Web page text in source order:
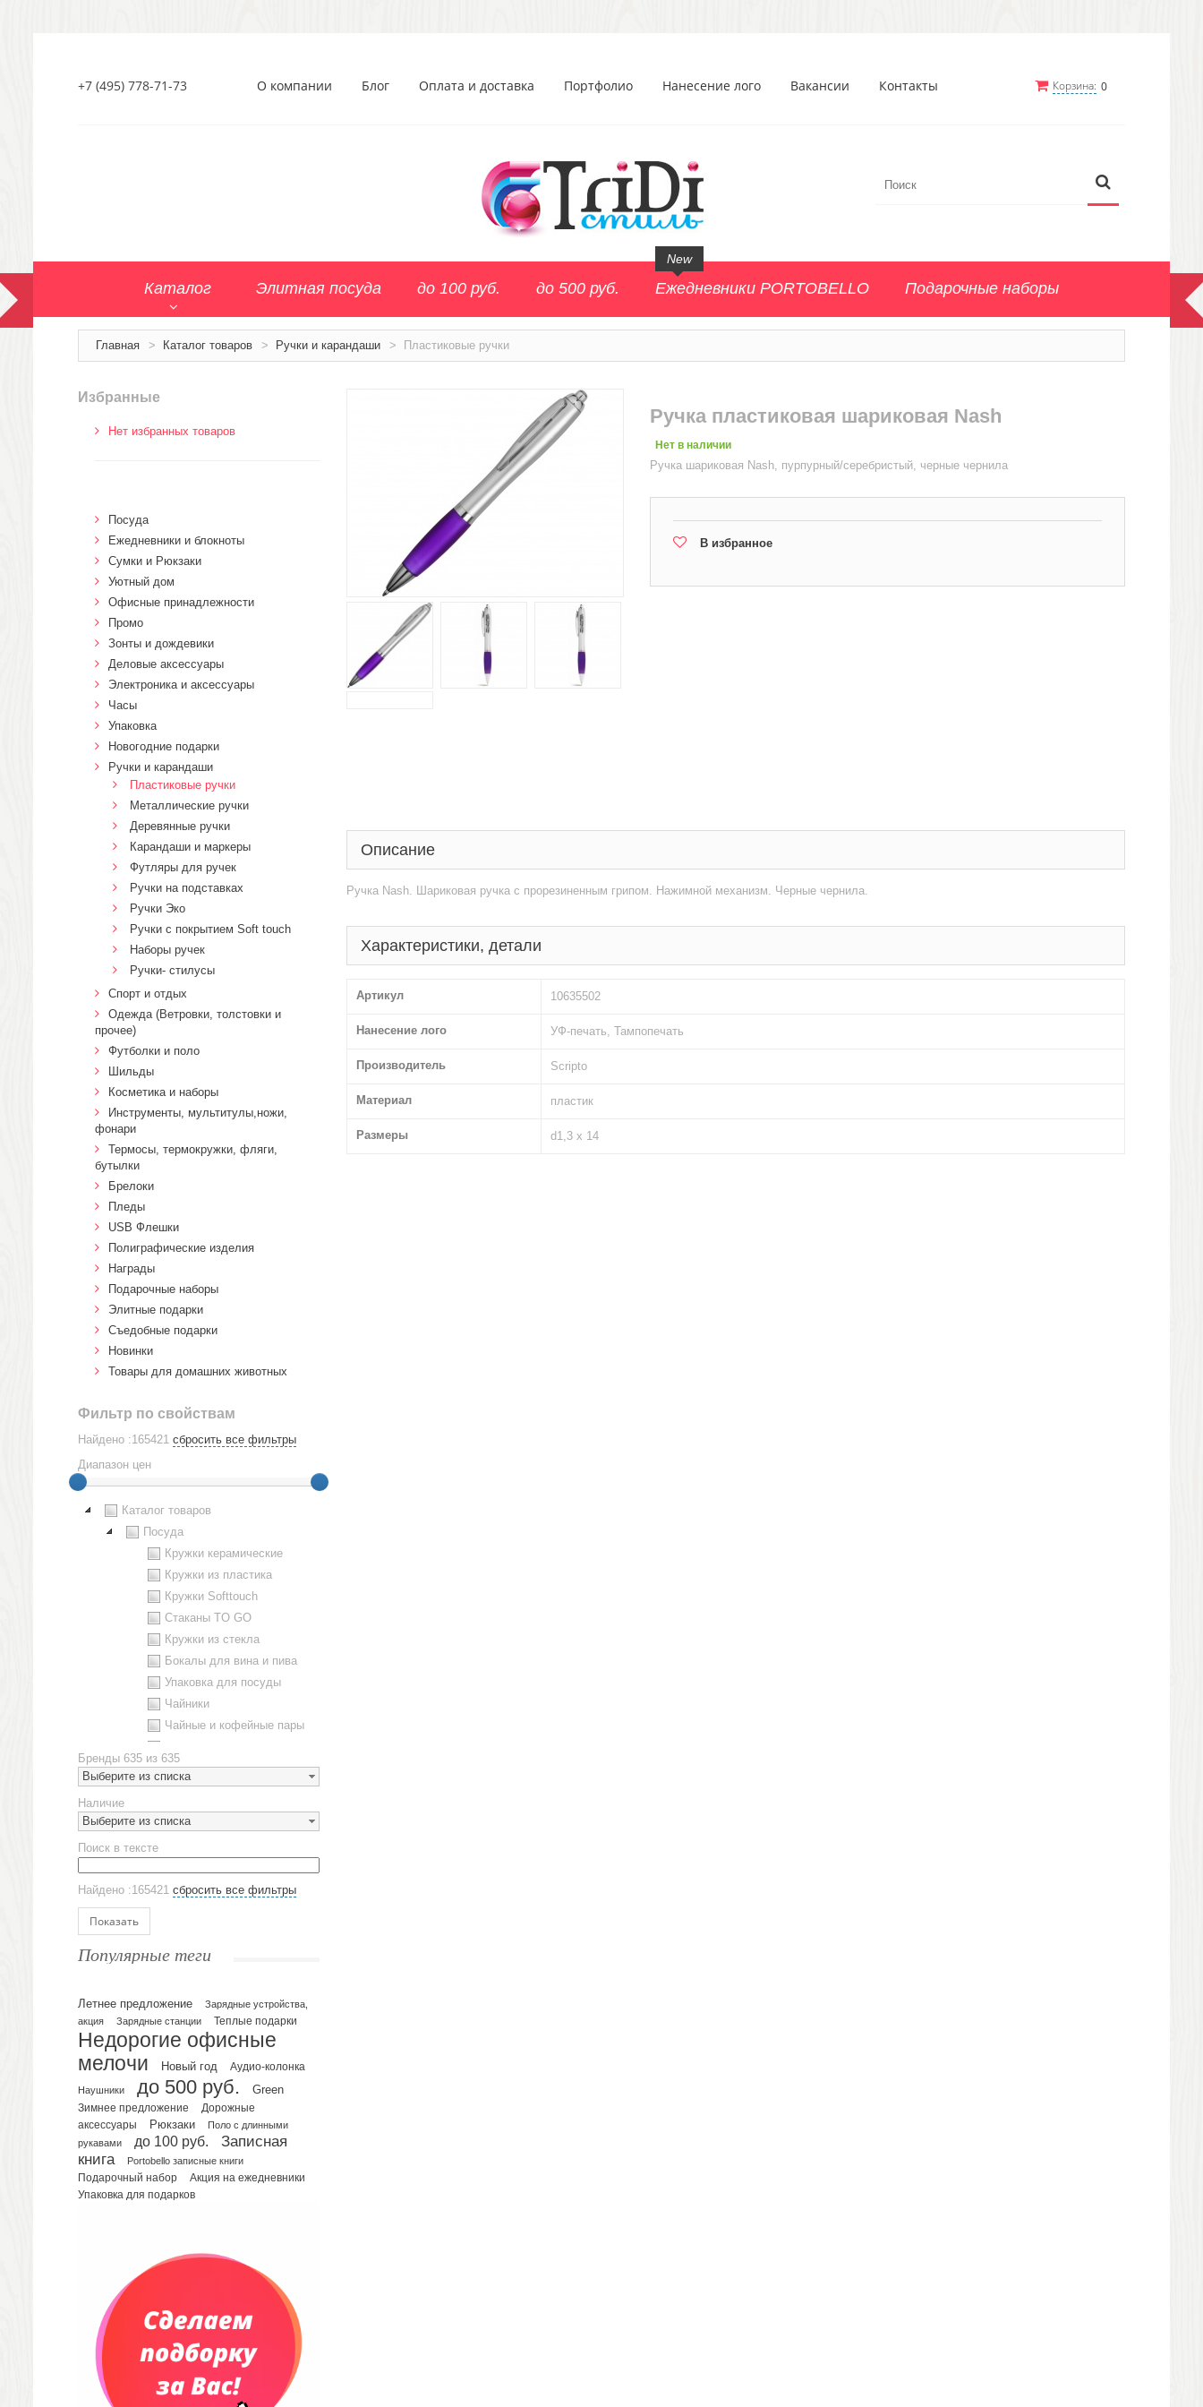
Корзина: 0
+7 (495) 778-71-73 О компании Блог Оплата и доставка Портфолио Нанесение лого Вакансии Контакты
Каталог Элитная посуда до 100 руб. до 500 руб. Ежедневники PORTOBELLO
New
Подарочные наборы
Главная > Каталог товаров > Ручки и карандаши > Пластиковые ручки
Ручка пластиковая шариковая Nash
Нет в наличии
Ручка шариковая Nash, пурпурный/серебристый, черные чернила
В избранное
Описание
Ручка Nash. Шариковая ручка с прорезиненным грипом. Нажимной механизм. Черные чернила.
Характеристики, детали
Артикул 10635502
Нанесение лого УФ-печать, Тампопечать
Производитель Scripto
Материал пластик
Размеры d1,3 х 14
Избранные
Нет избранных товаров
Посуда
Ежедневники и блокноты
Сумки и Рюкзаки
Уютный дом
Офисные принадлежности
Промо
Зонты и дождевики
Деловые аксессуары
Электроника и аксессуары
Часы
Упаковка
Новогодние подарки
Ручки и карандаши
Пластиковые ручки
Металлические ручки
Деревянные ручки
Карандаши и маркеры
Футляры для ручек
Ручки на подставках
Ручки Эко
Ручки с покрытием Soft touch
Наборы ручек
Ручки- стилусы
Спорт и отдых
Одежда (Ветровки, толстовки и
прочее)
Футболки и поло
Шильды
Косметика и наборы
Инструменты, мультитулы,ножи,
фонари
Термосы, термокружки, фляги,
бутылки
Брелоки
Пледы
USB Флешки
Полиграфические изделия
Награды
Подарочные наборы
Элитные подарки
Cъедобные подарки
Новинки
Товары для домашних животных
Фильтр по свойствам
Найдено :165421 сбросить все фильтры
Диапазон цен
Каталог товаров
Посуда
Кружки керамические
Кружки из пластика
Кружки Softtouch
Стаканы TO GO
Кружки из стекла
Бокалы для вина и пива
Упаковка для посуды
Чайники
Чайные и кофейные пары
Наборы посуды
Предметы сервировки
Стаканы
Эко кружки
ЕВРОПОСУДА
Аксессуары
Ежедневники и блокноты
Датированные ежедневники
Планинги и телефонные книжки
Планинги датированные
Планинги недатированные
Телефонные книжки
Еженедельники
Органайзер на ежедневник
Сумки и Рюкзаки
Рюкзаки
Конференц-сумки
Несессеры и косметички
Портфели
Чехлы для планшетов и ноутбуков
Сумка на пояс или шею
Аксессуары
Бренды 635 из 635
Выберите из списка
Наличие
Выберите из списка
Поиск в тексте
Найдено :165421 сбросить все фильтры
Показать
Популярные теги
Летнее предложение
Зарядные устройства,
акция
Зарядные станции Теплые подарки
Недорогие офисные
мелочи
Новый год Аудио-колонка
Наушники до 500 руб. Green
Зимнее предложение
Дорожные
аксессуары
Рюкзаки
Поло с длинными
рукавами
до 100 руб.
Записная
книга
Portobello записные книги
Подарочный набор Акция на ежедневники
Упаковка для подарков